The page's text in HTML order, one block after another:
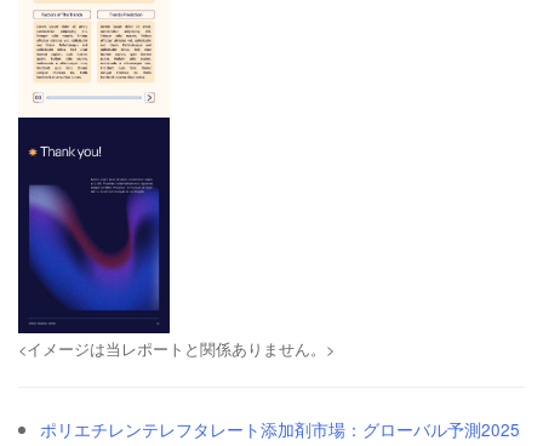
<イメージは当レポートと関係ありません。>
ポリエチレンテレフタレート添加剤市場：グローバル予測2025